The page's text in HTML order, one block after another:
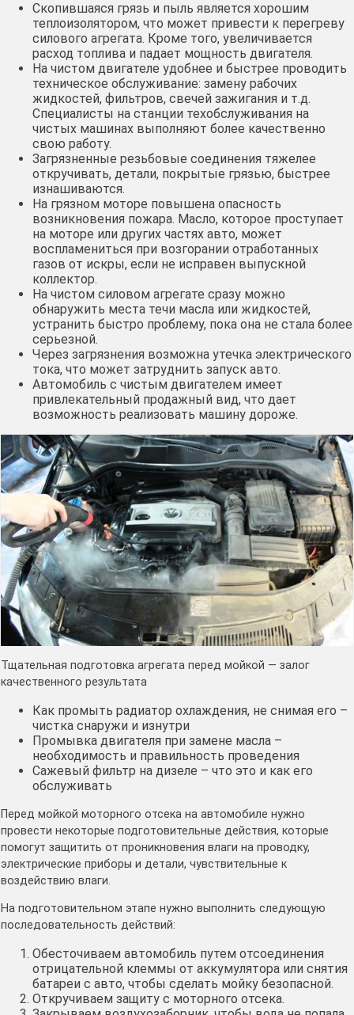
Скопившаяся грязь и пыль является хорошим
теплоизолятором, что может привести к перегреву
силового агрегата. Кроме того, увеличивается
расход топлива и падает мощность двигателя.
На чистом двигателе удобнее и быстрее проводить
техническое обслуживание: замену рабочих
жидкостей, фильтров, свечей зажигания и т.д.
Специалисты на станции техобслуживания на
чистых машинах выполняют более качественно
свою работу.
Загрязненные резьбовые соединения тяжелее
откручивать, детали, покрытые грязью, быстрее
изнашиваются.
На грязном моторе повышена опасность
возникновения пожара. Масло, которое проступает
на моторе или других частях авто, может
воспламениться при возгорании отработанных
газов от искры, если не исправен выпускной
коллектор.
На чистом силовом агрегате сразу можно
обнаружить места течи масла или жидкостей,
устранить быстро проблему, пока она не стала более
серьезной.
Через загрязнения возможна утечка электрического
тока, что может затруднить запуск авто.
Автомобиль с чистым двигателем имеет
привлекательный продажный вид, что дает
возможность реализовать машину дороже.
Тщательная подготовка агрегата перед мойкой — залог
качественного результата
Как промыть радиатор охлаждения, не снимая его –
чистка снаружи и изнутри
Промывка двигателя при замене масла –
необходимость и правильность проведения
Сажевый фильтр на дизеле – что это и как его
обслуживать
Перед мойкой моторного отсека на автомобиле нужно
провести некоторые подготовительные действия, которые
помогут защитить от проникновения влаги на проводку,
электрические приборы и детали, чувствительные к
воздействию влаги.
На подготовительном этапе нужно выполнить следующую
последовательность действий:
Обесточиваем автомобиль путем отсоединения
отрицательной клеммы от аккумулятора или снятия
батареи с авто, чтобы сделать мойку безопасной.
Откручиваем защиту с моторного отсека.